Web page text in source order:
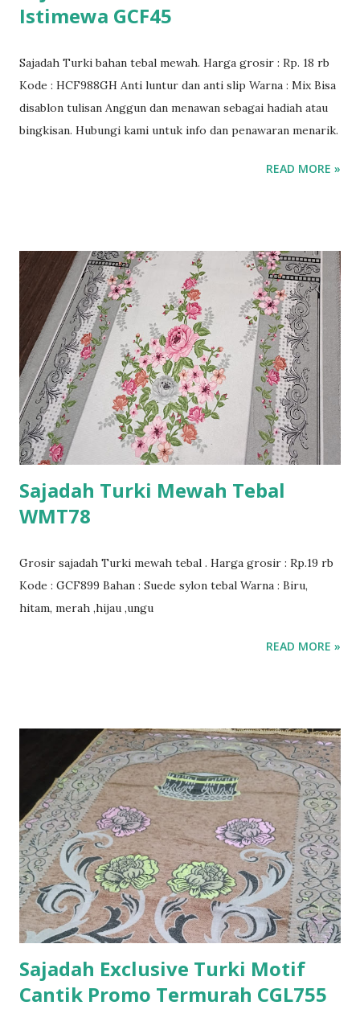
Istimewa GCF45
Sajadah Turki bahan tebal mewah. Harga grosir : Rp. 18 rb
Kode : HCF988GH Anti luntur dan anti slip Warna : Mix Bisa
disablon tulisan Anggun dan menawan sebagai hadiah atau
bingkisan. Hubungi kami untuk info dan penawaran menarik.
READ MORE »
Sajadah Turki Mewah Tebal
WMT78
Grosir sajadah Turki mewah tebal . Harga grosir : Rp.19 rb
Kode : GCF899 Bahan : Suede sylon tebal Warna : Biru,
hitam, merah ,hijau ,ungu
READ MORE »
Sajadah Exclusive Turki Motif
Cantik Promo Termurah CGL755